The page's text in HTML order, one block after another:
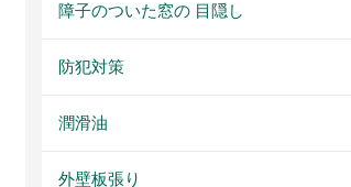
障子のついた窓の 目隠し
防犯対策
潤滑油
外壁板張り